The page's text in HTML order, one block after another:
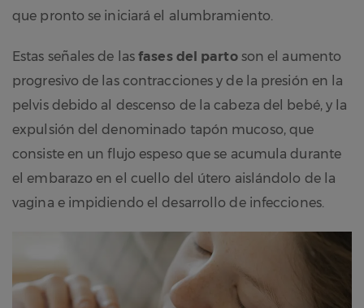
que pronto se iniciará el alumbramiento.
Estas señales de lasfases del partoson el aumento
progresivo de las contracciones y de la presión en la
pelvis debido al descenso de la cabeza del bebé, y la
expulsión del denominado tapón mucoso, que
consiste en un flujo espeso que se acumula durante
el embarazo en el cuello del útero aislándolo de la
vagina e impidiendo el desarrollo de infecciones.